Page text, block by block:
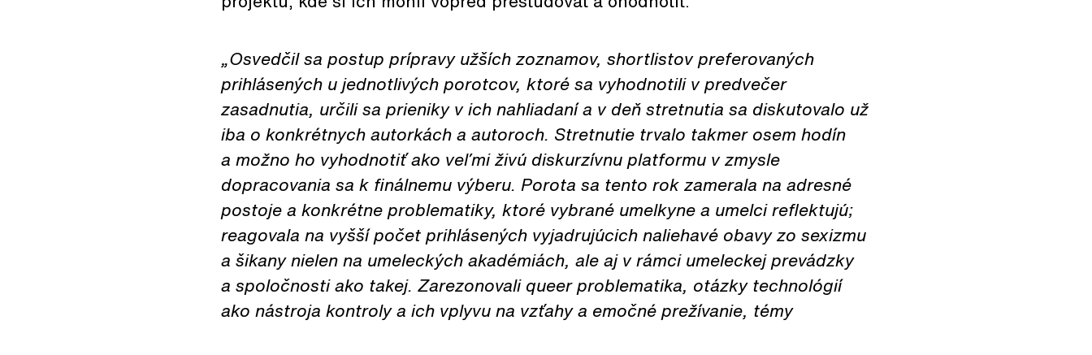
„Osvedčil sa postup prípravy užších zoznamov, shortlistov preferovaných
prihlásených u jednotlivých porotcov, ktoré sa vyhodnotili v predvečer
zasadnutia, určili sa prieniky v ich nahliadaní a v deň stretnutia sa diskutovalo už
iba o konkrétnych autorkách a autoroch. Stretnutie trvalo takmer osem hodín
a možno ho vyhodnotiť ako veľmi živú diskurzívnu platformu v zmysle
dopracovania sa k finálnemu výberu. Porota sa tento rok zamerala na adresné
postoje a konkrétne problematiky, ktoré vybrané umelkyne a umelci reflektujú;
reagovala na vyšší počet prihlásených vyjadrujúcich naliehavé obavy zo sexizmu
a šikany nielen na umeleckých akadémiách, ale aj v rámci umeleckej prevádzky
a spoločnosti ako takej. Zarezonovali queer problematika, otázky technológií
ako nástroja kontroly a ich vplyvu na vzťahy a emočné prežívanie, témy